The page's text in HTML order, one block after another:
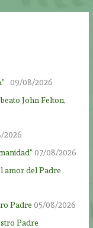
09/08/2026
John Felton,
2026
07/08/2026
amor del Padre
Padre 05/08/2026
Padre